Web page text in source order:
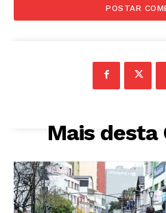
Mais desta